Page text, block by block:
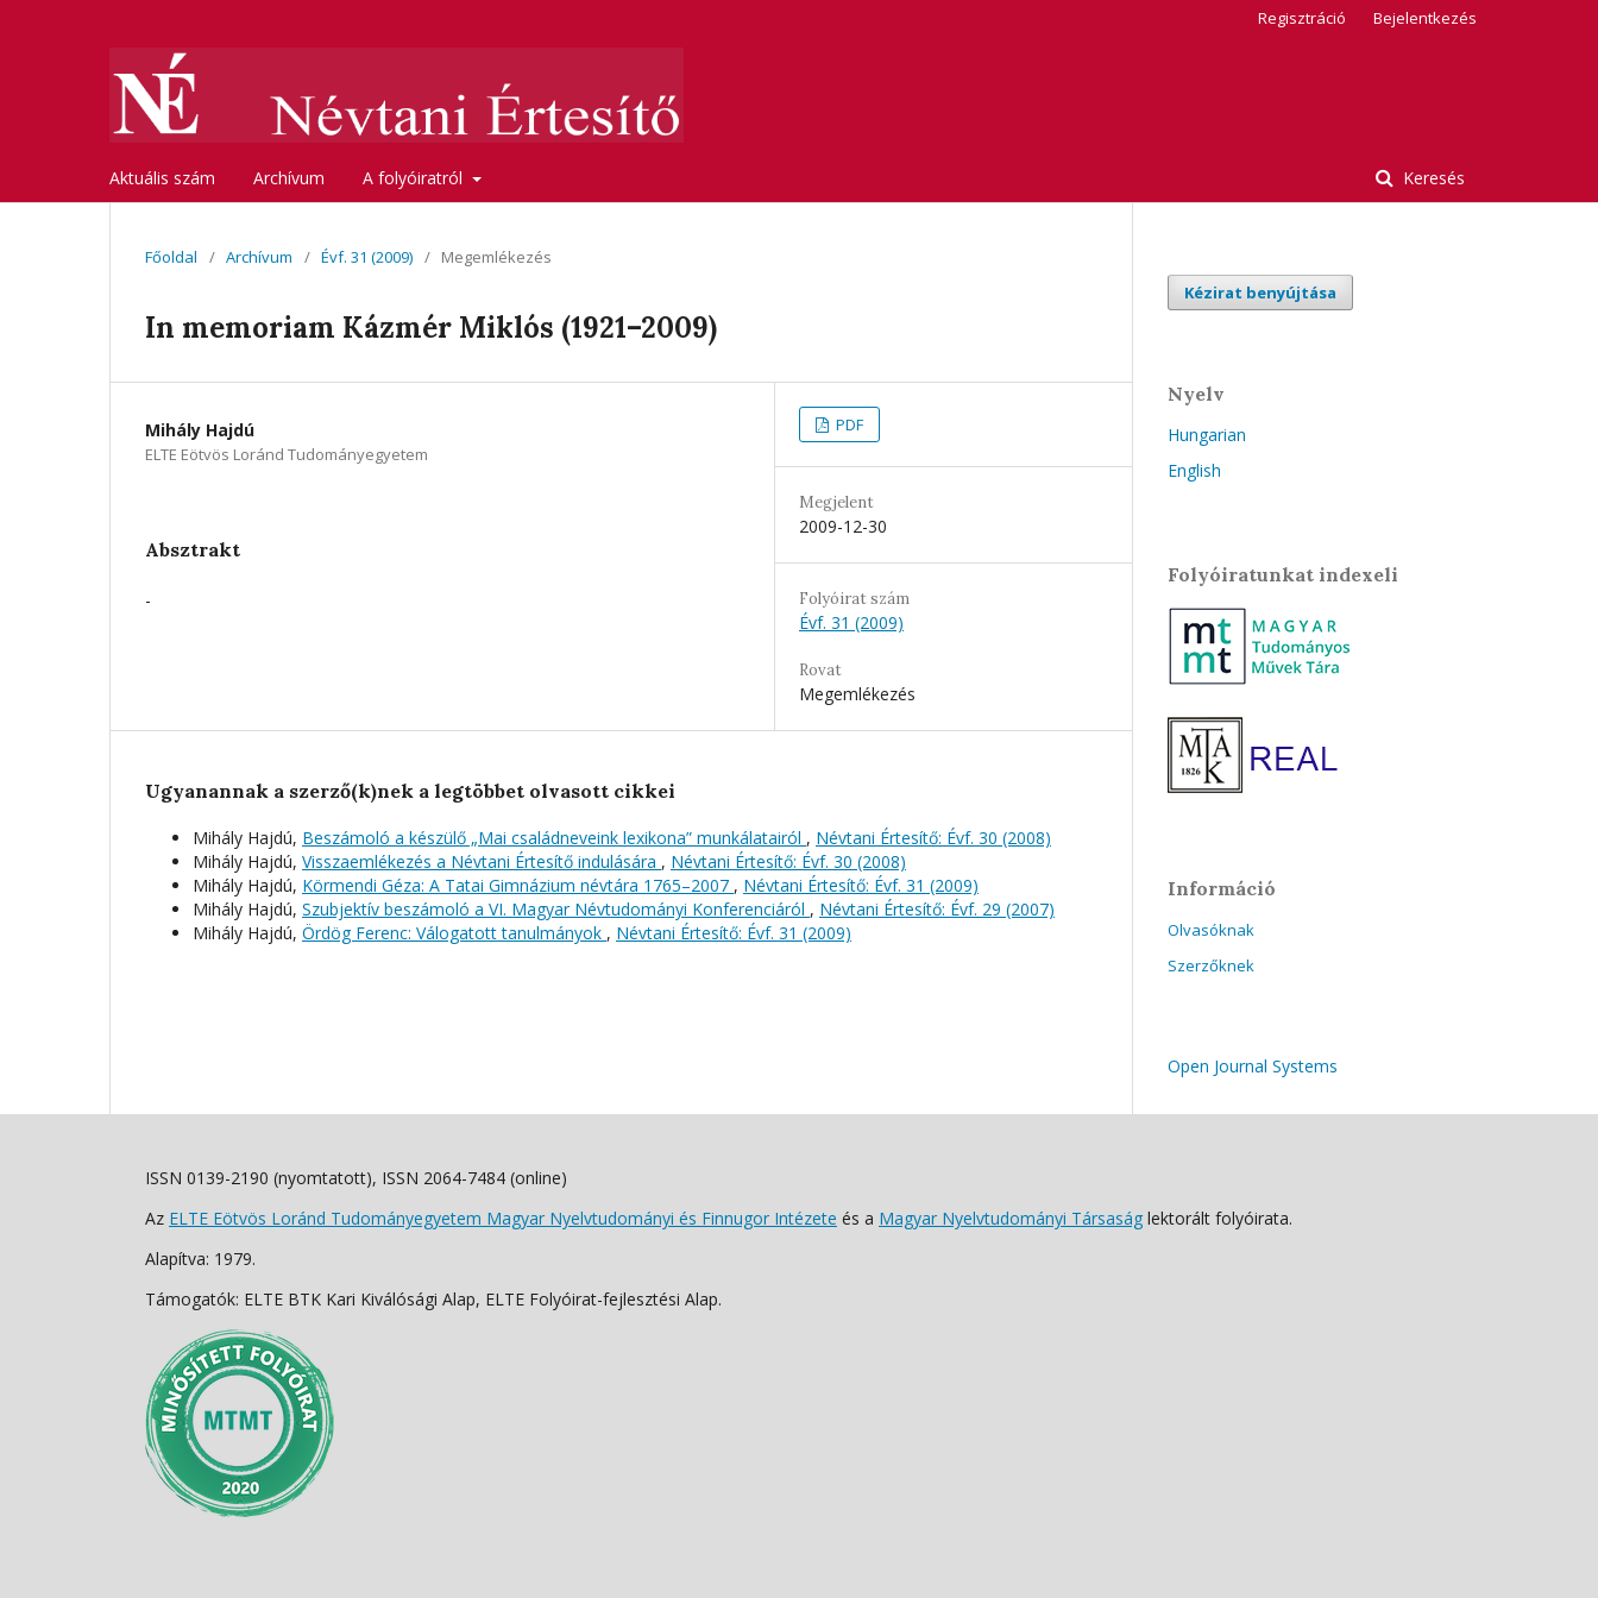
Aktuális szám Archívum A folyóiratról Keresés
Regisztráció Bejelentkezés
Főoldal / Archívum / Évf. 31 (2009) / Megemlékezés
In memoriam Kázmér Miklós (1921–2009)
Mihály Hajdú
ELTE Eötvös Loránd Tudományegyetem
Absztrakt
-
PDF
Megjelent
2009-12-30
Folyóirat szám
Évf. 31 (2009)
Rovat
Megemlékezés
Ugyanannak a szerző(k)nek a legtöbbet olvasott cikkei
Mihály Hajdú, Beszámoló a készülő „Mai családneveink lexikona” munkálatairól , Névtani Értesítő: Évf. 30 (2008)
Mihály Hajdú, Visszaemlékezés a Névtani Értesítő indulására , Névtani Értesítő: Évf. 30 (2008)
Mihály Hajdú, Körmendi Géza: A Tatai Gimnázium névtára 1765–2007 , Névtani Értesítő: Évf. 31 (2009)
Mihály Hajdú, Szubjektív beszámoló a VI. Magyar Névtudományi Konferenciáról , Névtani Értesítő: Évf. 29 (2007)
Mihály Hajdú, Ördög Ferenc: Válogatott tanulmányok , Névtani Értesítő: Évf. 31 (2009)
Kézirat benyújtása
Nyelv
Hungarian
English
Folyóiratunkat indexeli
Információ
Olvasóknak
Szerzőknek
Open Journal Systems
ISSN 0139-2190 (nyomtatott), ISSN 2064-7484 (online)
Az ELTE Eötvös Loránd Tudományegyetem Magyar Nyelvtudományi és Finnugor Intézete és a Magyar Nyelvtudományi Társaság lektorált folyóirata.
Alapítva: 1979.
Támogatók: ELTE BTK Kari Kiválósági Alap, ELTE Folyóirat-fejlesztési Alap.